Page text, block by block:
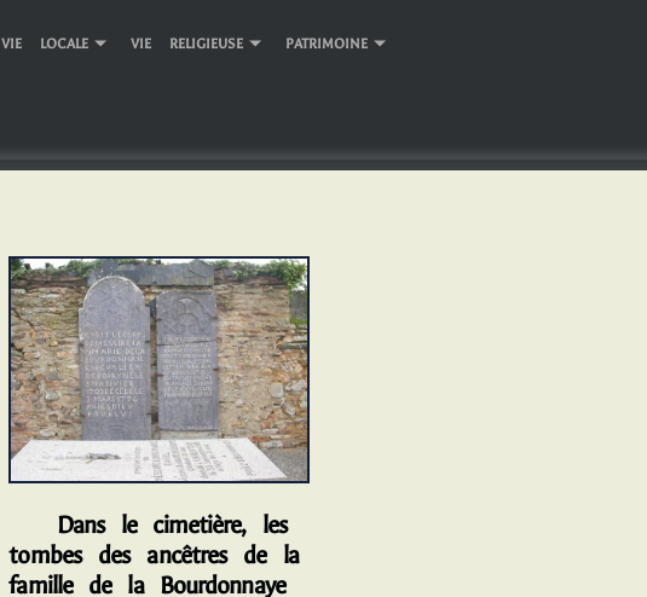
VIE LOCALE VIE RELIGIEUSE PATRIMOINE
Dans le cimetière, les
tombes des ancêtres de la
famille de la Bourdonnaye